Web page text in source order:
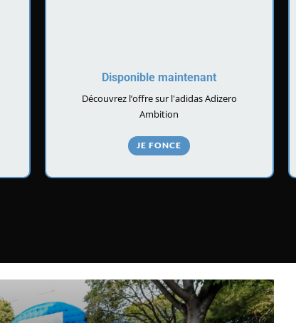
Disponible maintenant
Découvrez l’offre sur l'adidas Adizero
Ambition
JE FONCE